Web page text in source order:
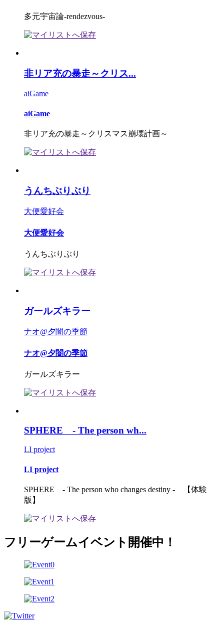
多元宇宙論-rendezvous-
非リア充の暴走～クリス...
aiGame
aiGame
非リア充の暴走～クリスマス崩壊計画～
うんちぶりぶり
大便愛好会
大便愛好会
うんちぶりぶり
ガールズキラー
ナオ@夕闇の季節
ナオ@夕闇の季節
ガールズキラー
SPHERE - The person wh...
LI project
LI project
SPHERE - The person who changes destiny - 【体験
版】
フリーゲームイベント開催中！